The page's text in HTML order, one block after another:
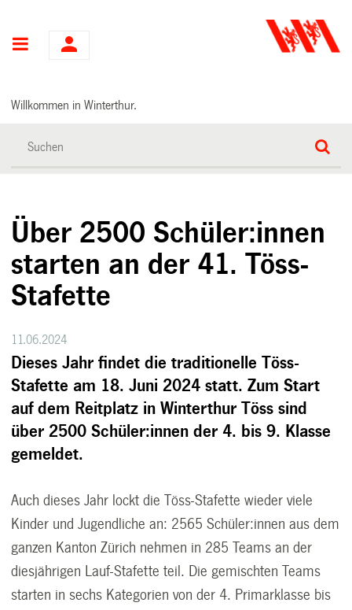
Hauptnavigation
Willkommen in Winterthur.
Über 2500 Schüler:innen
starten an der 41. Töss-
Stafette
11.06.2024
Dieses Jahr findet die traditionelle Töss-
Stafette am 18. Juni 2024 statt. Zum Start
auf dem Reitplatz in Winterthur Töss sind
über 2500 Schüler:innen der 4. bis 9. Klasse
gemeldet.
Auch dieses Jahr lockt die Töss-Stafette wieder viele
Kinder und Jugendliche an: 2565 Schüler:innen aus dem
ganzen Kanton Zürich nehmen in 285 Teams an der
diesjährigen Lauf-Stafette teil. Die gemischten Teams
starten in sechs Kategorien von der 4. Primarklasse bis